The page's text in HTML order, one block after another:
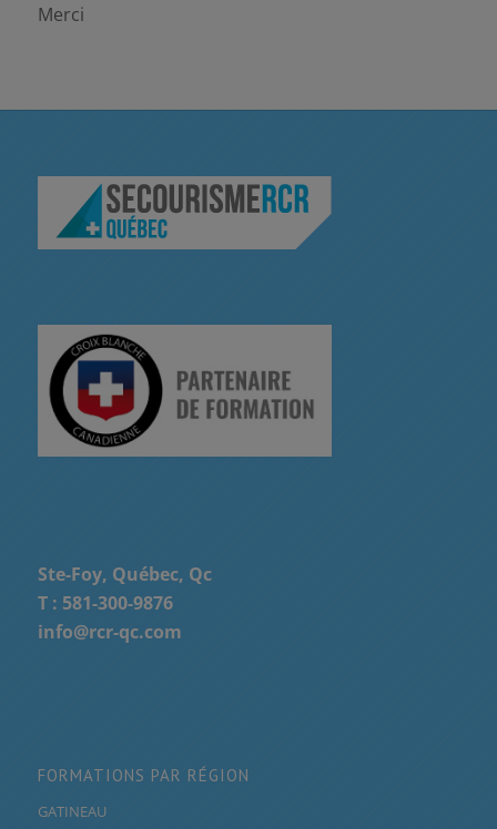
Merci
Ste-Foy, Québec, Qc
T : 581-300-9876
info@rcr-qc.com
FORMATIONS PAR RÉGION
GATINEAU